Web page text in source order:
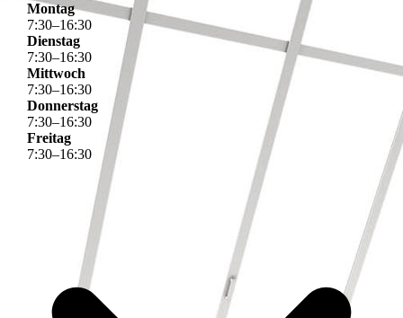
Montag
7:30–16:30
Dienstag
7:30–16:30
Mittwoch
7:30–16:30
Donnerstag
7:30–16:30
Freitag
7:30–16:30